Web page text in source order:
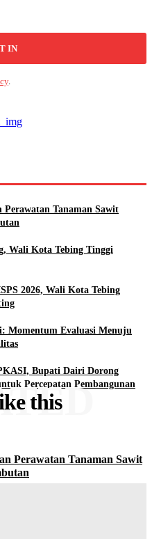
IN
.
Tanaman Sawit
Wali Kota Tebing Tinggi
2026, Wali Kota Tebing
Momentum Evaluasi Menuju
Bupati Dairi Dorong
Percepatan Pembangunan
this
Perawatan Tanaman Sawit